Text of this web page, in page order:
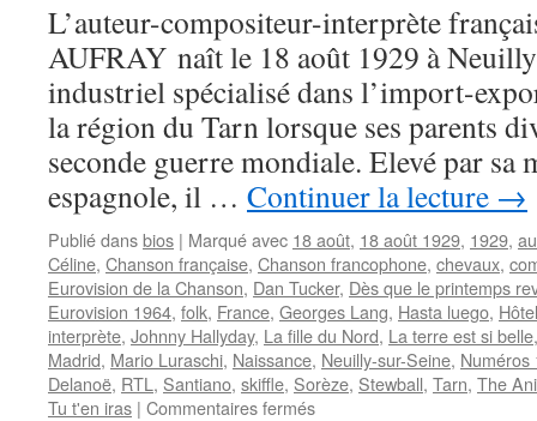
L’auteur-compositeur-interprète
AUFRAY naît le 18 août 1929 à
industriel spécialisé dans l’import-
la région du Tarn lorsque ses parents
seconde guerre mondiale. Elevé par sa
espagnole, il … Continuer la lecture →
Publié dansbios | Marqué avec 18 août, 18 août 1929, 1929,
Céline, Chanson française, Chanson francophone, chevaux,
Eurovision de la Chanson, Dan Tucker, Dès que le printemps
Eurovision 1964, folk, France, Georges Lang, Hasta luego,
interprète, Johnny Hallyday, La fille du Nord, La terre est si belle
Madrid, Mario Luraschi, Naissance, Neuilly-sur-Seine, Numéros
Delanoë, RTL , Santiano, skiffle, Sorèze, Stewball, Tarn, The
Tu t'en iras | Commentaires ferméssur